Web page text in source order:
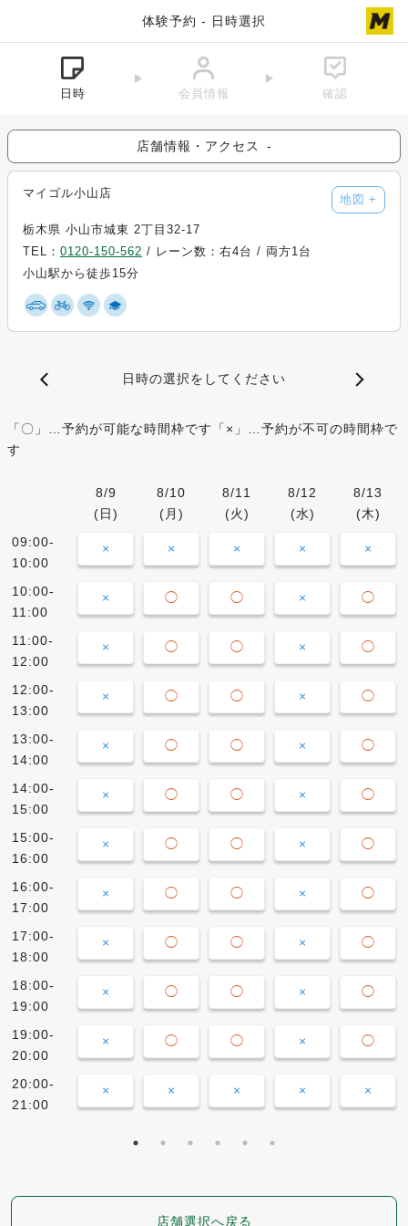
体験予約 - 日時選択
日時 会員情報 確認
店舗情報・アクセス -
マイゴル小山店 地図 +
栃木県 小山市城東 2丁目32-17
TEL： 0120-150-562 / レーン数：右4台 / 両方1台
小山駅から徒歩15分
日時の選択をしてください
「〇」…予約が可能な時間枠です「×」…予約が不可の時間枠で
す
8/9
(日)
8/10
(月)
8/11
(火)
8/12
(水)
8/13
(木)
09:00-
10:00
× × × × ×
10:00-
11:00
× ◯ ◯ × ◯
11:00-
12:00
× ◯ ◯ × ◯
12:00-
13:00
× ◯ ◯ × ◯
13:00-
14:00
× ◯ ◯ × ◯
14:00-
15:00
× ◯ ◯ × ◯
15:00-
16:00
× ◯ ◯ × ◯
16:00-
17:00
× ◯ ◯ × ◯
17:00-
18:00
× ◯ ◯ × ◯
18:00-
19:00
× ◯ ◯ × ◯
19:00-
20:00
× ◯ ◯ × ◯
20:00-
21:00
× × × × ×
店舗選択へ戻る